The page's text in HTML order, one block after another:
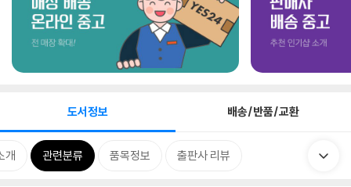
도서정보 배송/반품/교환
개 관련분류 품목정보 출판사 리뷰